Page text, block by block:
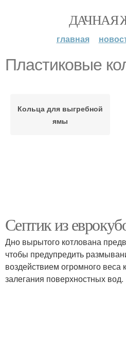
ДАЧНАЯ
главная
Пластиковые
Кольца для выгребной
ямы
Септик из
Дно вырытого котлована
чтобы предупредить
воздействием огромного веса
залегания поверхностных вод.